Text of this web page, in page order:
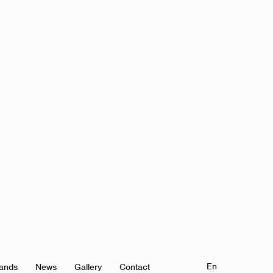
News Gallery Contact En